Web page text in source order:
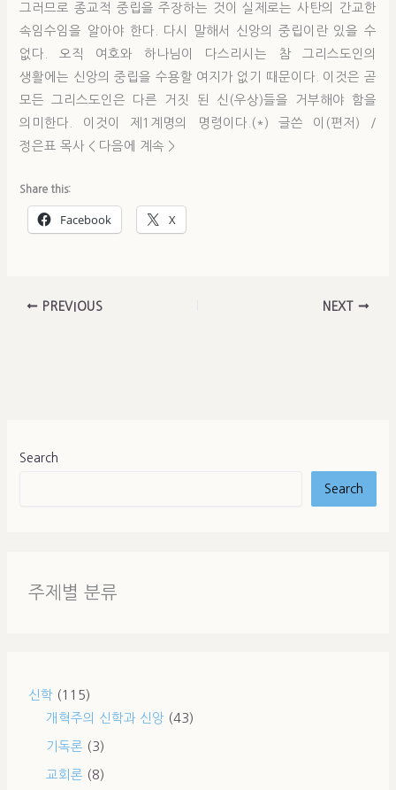
그러므로 종교적 중립을 주장하는 것이 실제로는 사탄의 간교한
속임수임을 알아야 한다. 다시 말해서 신앙의 중립이란 있을 수
없다. 오직 여호와 하나님이 다스리시는 참 그리스도인의
생활에는 신앙의 중립을 수용할 여지가 없기 때문이다. 이것은 곧
모든 그리스도인은 다른 거짓 된 신(우상)들을 거부해야 함을
의미한다. 이것이 제1계명의 명령이다.(*) 글쓴 이(편저) /
정은표 목사 < 다음에 계속 >
Share this:
Facebook X
PREVIOUS NEXT
Search
Search
주제별 분류
신학 (115)
개혁주의 신학과 신앙 (43)
기독론 (3)
교회론 (8)